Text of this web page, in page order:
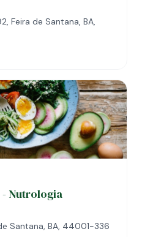
Feira de Santana, BA,
- Nutrologia
Santana, BA, 44001-336